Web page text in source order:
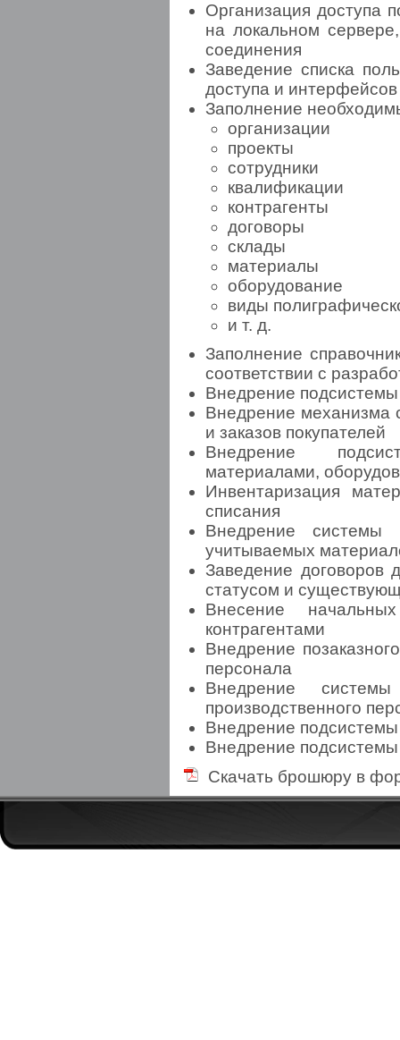
Организация доступа
на локальном
соединения
Заведение списка
доступа и интерфейсов
Заполнение
организации
проекты
сотрудники
квалификации
контрагенты
договоры
склады
материалы
оборудование
виды
и т. д.
Заполнение
соответствии с
Внедрение подсистемы
Внедрение механизма
и заказов покупателей
Внедрение
материалами,
Инвентаризация
списания
Внедрение системы
учитываемых
Заведение договоров
статусом и
Внесение
контрагентами
Внедрение
персонала
Внедрение
производственного
Внедрение
Внедрение
Скачать брошюру в